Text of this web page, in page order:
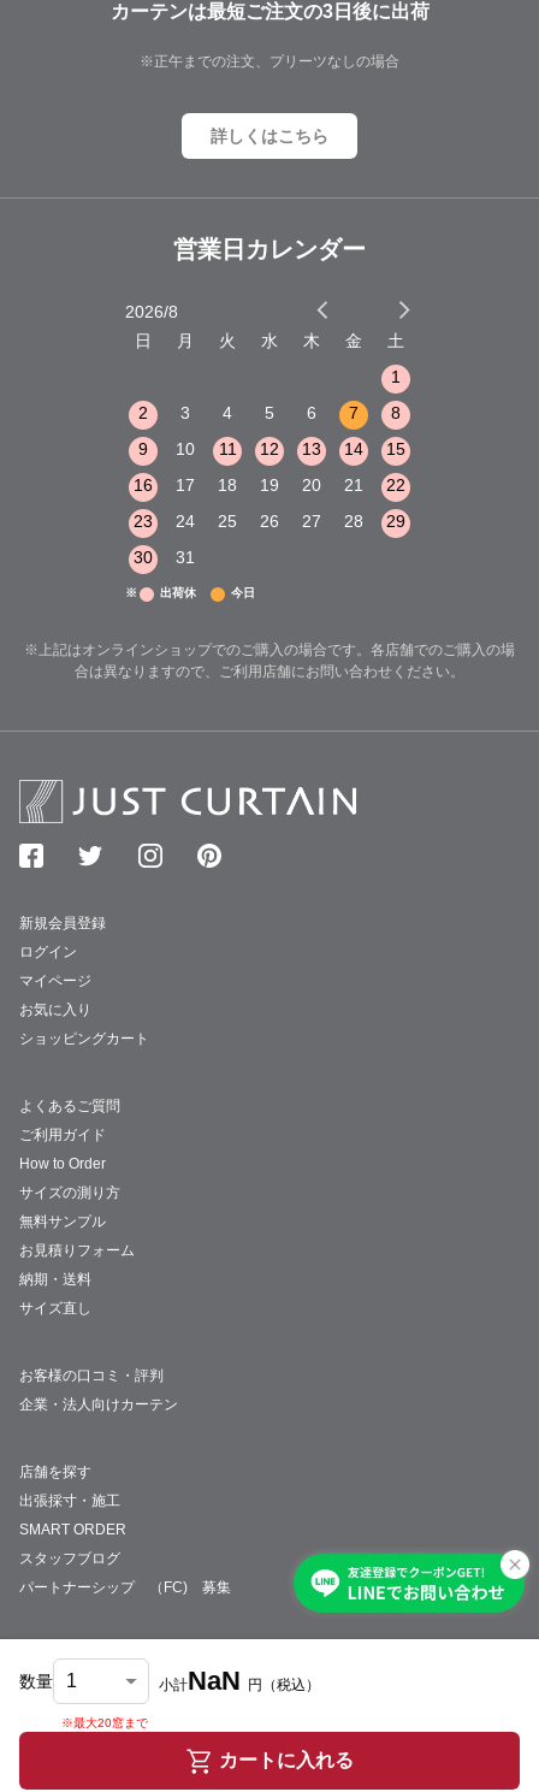
数量
※最大20窓まで
小計NaN 円 （税込）
カートに入れる
カーテンは最短ご注文の3日後に出荷
※正午までの注文、プリーツなしの場合
詳しくはこちら
営業日カレンダー
2026/8
日
月 火 水 木 金
土
1
2
3 4 5 6 7
8
9
10 11 12 13 14
15
16
17 18 19 20 21
22
23
24 25 26 27 28
29
30
31
※ 出荷休 今日
※上記はオンラインショップでのご購入の場合です。各店舗でのご購入の場
合は異なりますので、ご利用店舗にお問い合わせください。
新規会員登録
ログイン
マイページ
お気に入り
ショッピングカート
よくあるご質問
ご利用ガイド
How to Order
サイズの測り方
無料サンプル
お見積りフォーム
納期・送料
サイズ直し
お客様の口コミ・評判
企業・法人向けカーテン
店舗を探す
出張採寸・施工
SMART ORDER
スタッフブログ
パートナーシップ （FC) 募集
会社概要 採用情報特定商取引法について
© JUST CURTAIN